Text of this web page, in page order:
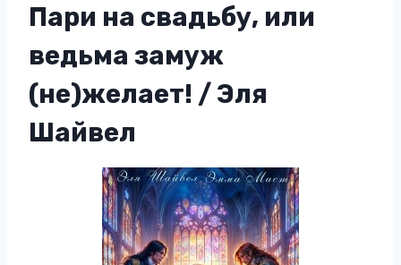
Пари на свадьбу, или
ведьма замуж
(не)желает! / Эля
Шайвел